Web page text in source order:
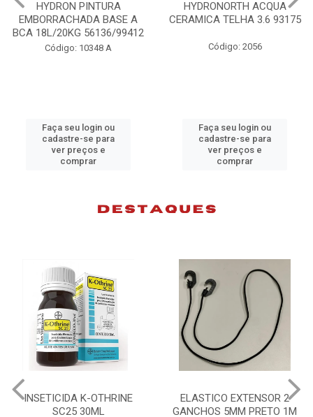
HYDRONORTH ACQUA
CERAMICA TELHA 3.6 93175
Código: 2056
Faça seu login ou
cadastre-se para
ver preços e
HYDRONORTH
PEDRAS MARROCOS
Código: 10383 B
Faça seu login ou
cadastre-se para
ver preços e
INSETICIDA K-OTHRINE
SC25 30ML
ELASTICO EXTENSOR 2
GANCHOS 5MM PRETO 1M